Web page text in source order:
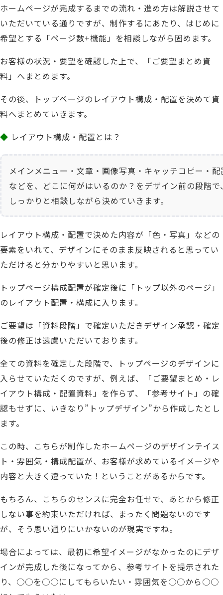
ホームページが完成するまでの流れ・進め方は解説させて
いただいている通りですが、 制作するにあたり、 はじめに
希望とする「ページ数+機能」を相談しながら固めます。
お客様の状況・要望を確認した上で、「ご要望まとめ資
料」へまとめます。
その後、トップページのレイアウト構成・配置を決めて資
料へまとめていきます。
◆ レイアウト構成・配置とは？
メインメニュー・文章・画像写真・キャッチコピー・配
などを、
どこに何がはいるのか？をデザイン前の段階で
しっかりと相談しながら決めていきます。
レイアウト構成・配置で決めた内容が「色・写真」などの
要素を いれて、デザインにそのまま反映されると思ってい
ただけると分かりやすいと思います。
トップページ構成配置が確定後に「トップ以外のページ」
のレイアウト配置・構成に入ります。
ご要望は「資料段階」で確定いただきデザイン承認・確定
後の修正は遠慮いただいております。
全ての資料を確定した段階で、トップページのデザインに
入らせて いただくのですが、例えば、「ご要望まとめ・レ
イアウト構成・配置資料」を作らず、
「参考サイト」の確
認もせずに、いきなり”トップデザイン”から作成したとし
ます。
この時、こちらが制作したホームページのデザインテイス
ト・雰囲気・構成配置が、 お客様が求めているイメージや
内容と大きく違っていた！ということがあるからです。
もちろん、こちらのセンスに完全お任せで、あとから修正
しない事を約束いただければ、
まったく問題ないのです
が、そう思い通りにいかないのが現実ですね。
場合によっては、最初に希望イメージがなかったのにデザ
インが完成した後になってから、 参考サイトを提示された
り、○○を○○にしてもらいたい・雰囲気を○○から○○